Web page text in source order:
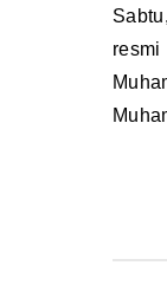
Sabtu, 24 Mei 2025, Pimpinan Cabang Ikatan Mahasiswa Muhammadiyah (IMM) Kota Manado periode 2025-2026